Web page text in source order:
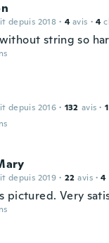
depuis 2018 · 4 avis · 4
string so
depuis 2016 · 132 avis · 1
depuis 2019 · 22 avis · 4
pictured. Very